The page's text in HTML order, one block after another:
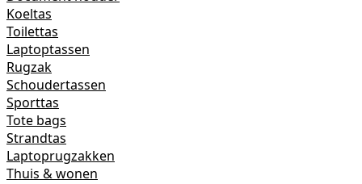
Koeltas
Toilettas
Laptoptassen
Rugzak
Schoudertassen
Sporttas
Tote bags
Strandtas
Laptoprugzakken
Thuis & wonen